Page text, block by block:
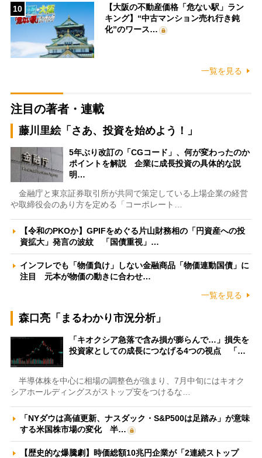
10
【大阪の不動産価格「危ない駅」ラン
キング】“中古マンション売れ行き鈍
化”のワース…
一覧を見る
注目の著者・連載
藤川里絵「さあ、投資を始めよう！」
5年ぶり改訂の「CGコード」、何が変わったのか
ポイントを解説 企業に成長投資の具体的な説
明…
金融庁と東京証券取引所が共同で策定している上場企業の経営
や取締役会のあり方を定める「コーポレート…
【令和のPKOか】GPIFをめぐる片山財務相の「円資産への投
資拡大」発言の波紋 「国債重視」…
インフレでも「物価負け」しない金融商品「物価連動国債」に
注目 元本が物価の動きに合わせ…
一覧を見る
森口亮「まるわかり市況分析」
「キオクシア急落で含み損が膨らんで…」損失を
投資家としての成長につなげる4つの視点 「…
半導体株を中心に相場の調整色が強まり、7月中旬にはキオク
シアホールディングスがストップ安をつけるな…
「NYダウは高値更新、ナスダック・S&P500は足踏み」が意味
する米国株市場の変化 半…
【歴史的な爆騰劇】時価総額10兆円企業が「2連続ストップ